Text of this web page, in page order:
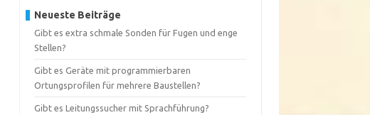
Neueste Beiträge
Gibt es extra schmale Sonden für Fugen und enge
Stellen?
Gibt es Geräte mit programmierbaren
Ortungsprofilen für mehrere Baustellen?
Gibt es Leitungssucher mit Sprachführung?